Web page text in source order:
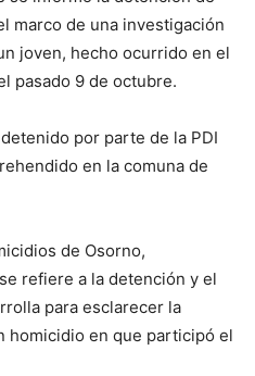
marco de una investigación
joven, hecho ocurrido en el
pasado 9 de octubre.
por parte de la PDI
en la comuna de
de Osorno,
refiere a la detención y el
para esclarecer la
homicidio en que participó el